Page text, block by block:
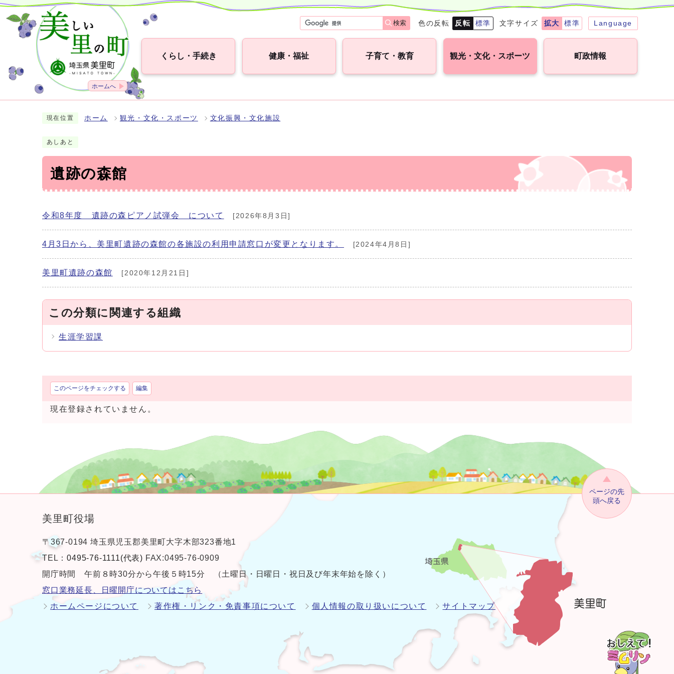
ホームへ
検索 色の反転 反転 標準 文字サイズ 拡大 標準 Language
くらし・手続き 健康・福祉 子育て・教育 観光・文化・スポーツ 町政情報
現在位置 ホーム 観光・文化・スポーツ 文化振興・文化施設
あしあと
遺跡の森館
令和8年度 遺跡の森ピアノ試弾会 について [2026年8月3日]
4月3日から、美里町遺跡の森館の各施設の利用申請窓口が変更となります。 [2024年4月8日]
美里町遺跡の森館 [2020年12月21日]
この分類に関連する組織
生涯学習課
このページをチェックする 編集
現在登録されていません。
ページの先
頭へ戻る
美里町役場
〒367-0194 埼玉県児玉郡美里町大字木部323番地1
TEL：0495-76-1111(代表) FAX:0495-76-0909
開庁時間 午前８時30分から午後５時15分 （土曜日・日曜日・祝日及び年末年始を除く）
窓口業務延長、日曜開庁についてはこちら
ホームページについて
著作権・リンク・免責事項について 個人情報の取り扱いについて サイトマップ